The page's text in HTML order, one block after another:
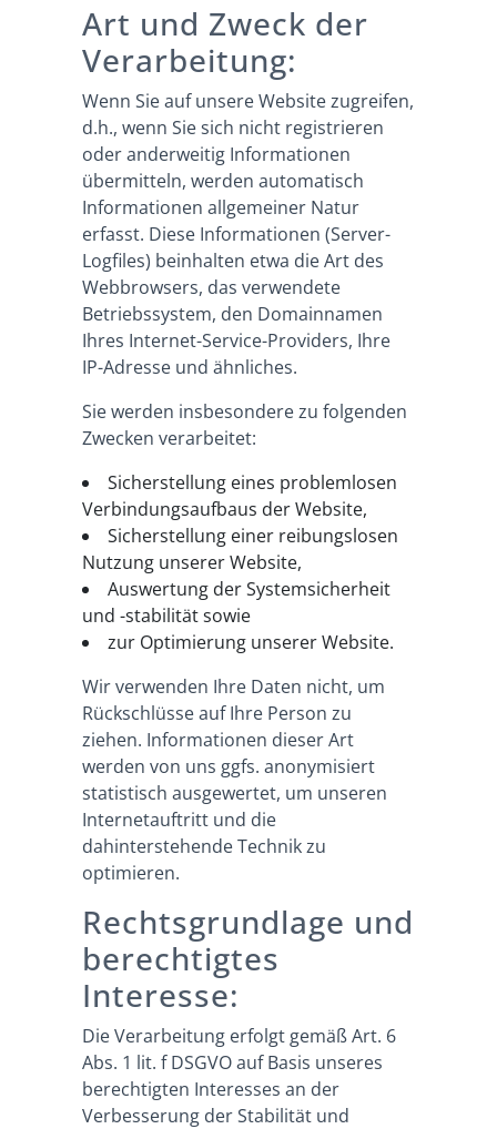
Art und Zweck der
Verarbeitung:
Wenn Sie auf unsere Website zugreifen,
d.h., wenn Sie sich nicht registrieren
oder anderweitig Informationen
übermitteln, werden automatisch
Informationen allgemeiner Natur
erfasst. Diese Informationen (Server-
Logfiles) beinhalten etwa die Art des
Webbrowsers, das verwendete
Betriebssystem, den Domainnamen
Ihres Internet-Service-Providers, Ihre
IP-Adresse und ähnliches.
Sie werden insbesondere zu folgenden
Zwecken verarbeitet:
Sicherstellung eines problemlosen
Verbindungsaufbaus der Website,
Sicherstellung einer reibungslosen
Nutzung unserer Website,
Auswertung der Systemsicherheit
und -stabilität sowie
zur Optimierung unserer Website.
Wir verwenden Ihre Daten nicht, um
Rückschlüsse auf Ihre Person zu
ziehen. Informationen dieser Art
werden von uns ggfs. anonymisiert
statistisch ausgewertet, um unseren
Internetauftritt und die
dahinterstehende Technik zu
optimieren.
Rechtsgrundlage und
berechtigtes
Interesse:
Die Verarbeitung erfolgt gemäß Art. 6
Abs. 1 lit. f DSGVO auf Basis unseres
berechtigten Interesses an der
Verbesserung der Stabilität und